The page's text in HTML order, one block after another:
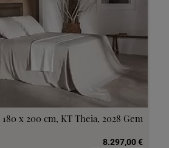
x 200 cm, KT Theia, 2028 Gem
8.297,00 €